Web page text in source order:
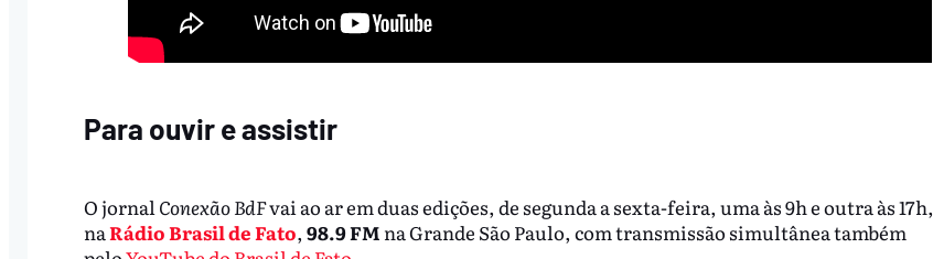
Para ouvir e assistir
O jornal Conexão BdFvai ao ar em duas edições, de segunda a sexta-feira, uma às 9h e outra às 17h,
naRádio Brasil de Fato, 98.9 FM na Grande São Paulo, com transmissão simultânea também